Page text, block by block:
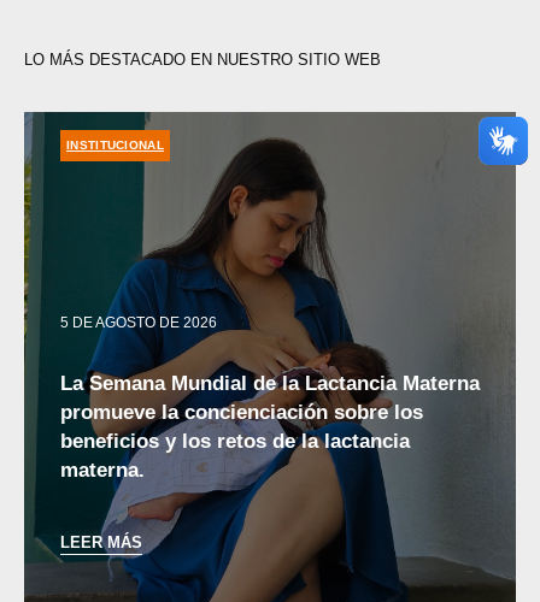
LO MÁS DESTACADO EN NUESTRO SITIO WEB
5 DE AGOSTO DE 2026
La Semana Mundial de la Lactancia Materna
promueve la concienciación sobre los
beneficios y los retos de la lactancia
materna.
LEER MÁS
INSTITUCIONAL